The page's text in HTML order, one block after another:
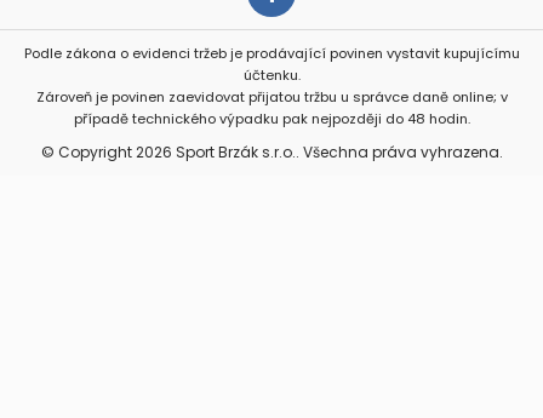
Podle zákona o evidenci tržeb je prodávající povinen vystavit kupujícímu
účtenku.
Zároveň je povinen zaevidovat přijatou tržbu u správce daně online; v
případě technického výpadku pak nejpozději do 48 hodin.
© Copyright 2026 Sport Brzák s.r.o.. Všechna práva vyhrazena.